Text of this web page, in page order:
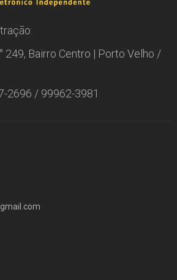
249, Bairro Centro | Porto Velho /
2696 / 99962-3981